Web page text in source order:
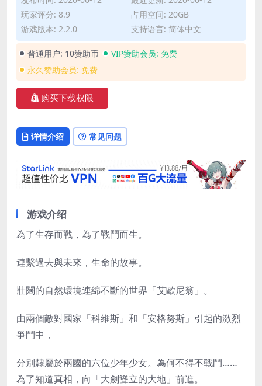
玩家评分: 8.9
占用空间: 20GB
游戏版本: 2.2.0
支持语言: 简体中文
普通用户: 10赞助币 VIP赞助会员: 免费
永久赞助会员: 免费
购买下载权限
详情介绍 常见问题
游戏介绍
為了生存而戰，為了戰鬥而生。
連繫過去與未來，生命的故事。
壯闊的自然環境連綿不斷的世界「艾歐尼翁」。
由兩個敵對國家「科維斯」和「安格努斯」引起的激烈
爭鬥中，
分別隸屬於兩國的六位少年少女。為何不得不戰鬥……
為了知道真相，向「大劍聳立的大地」前進。